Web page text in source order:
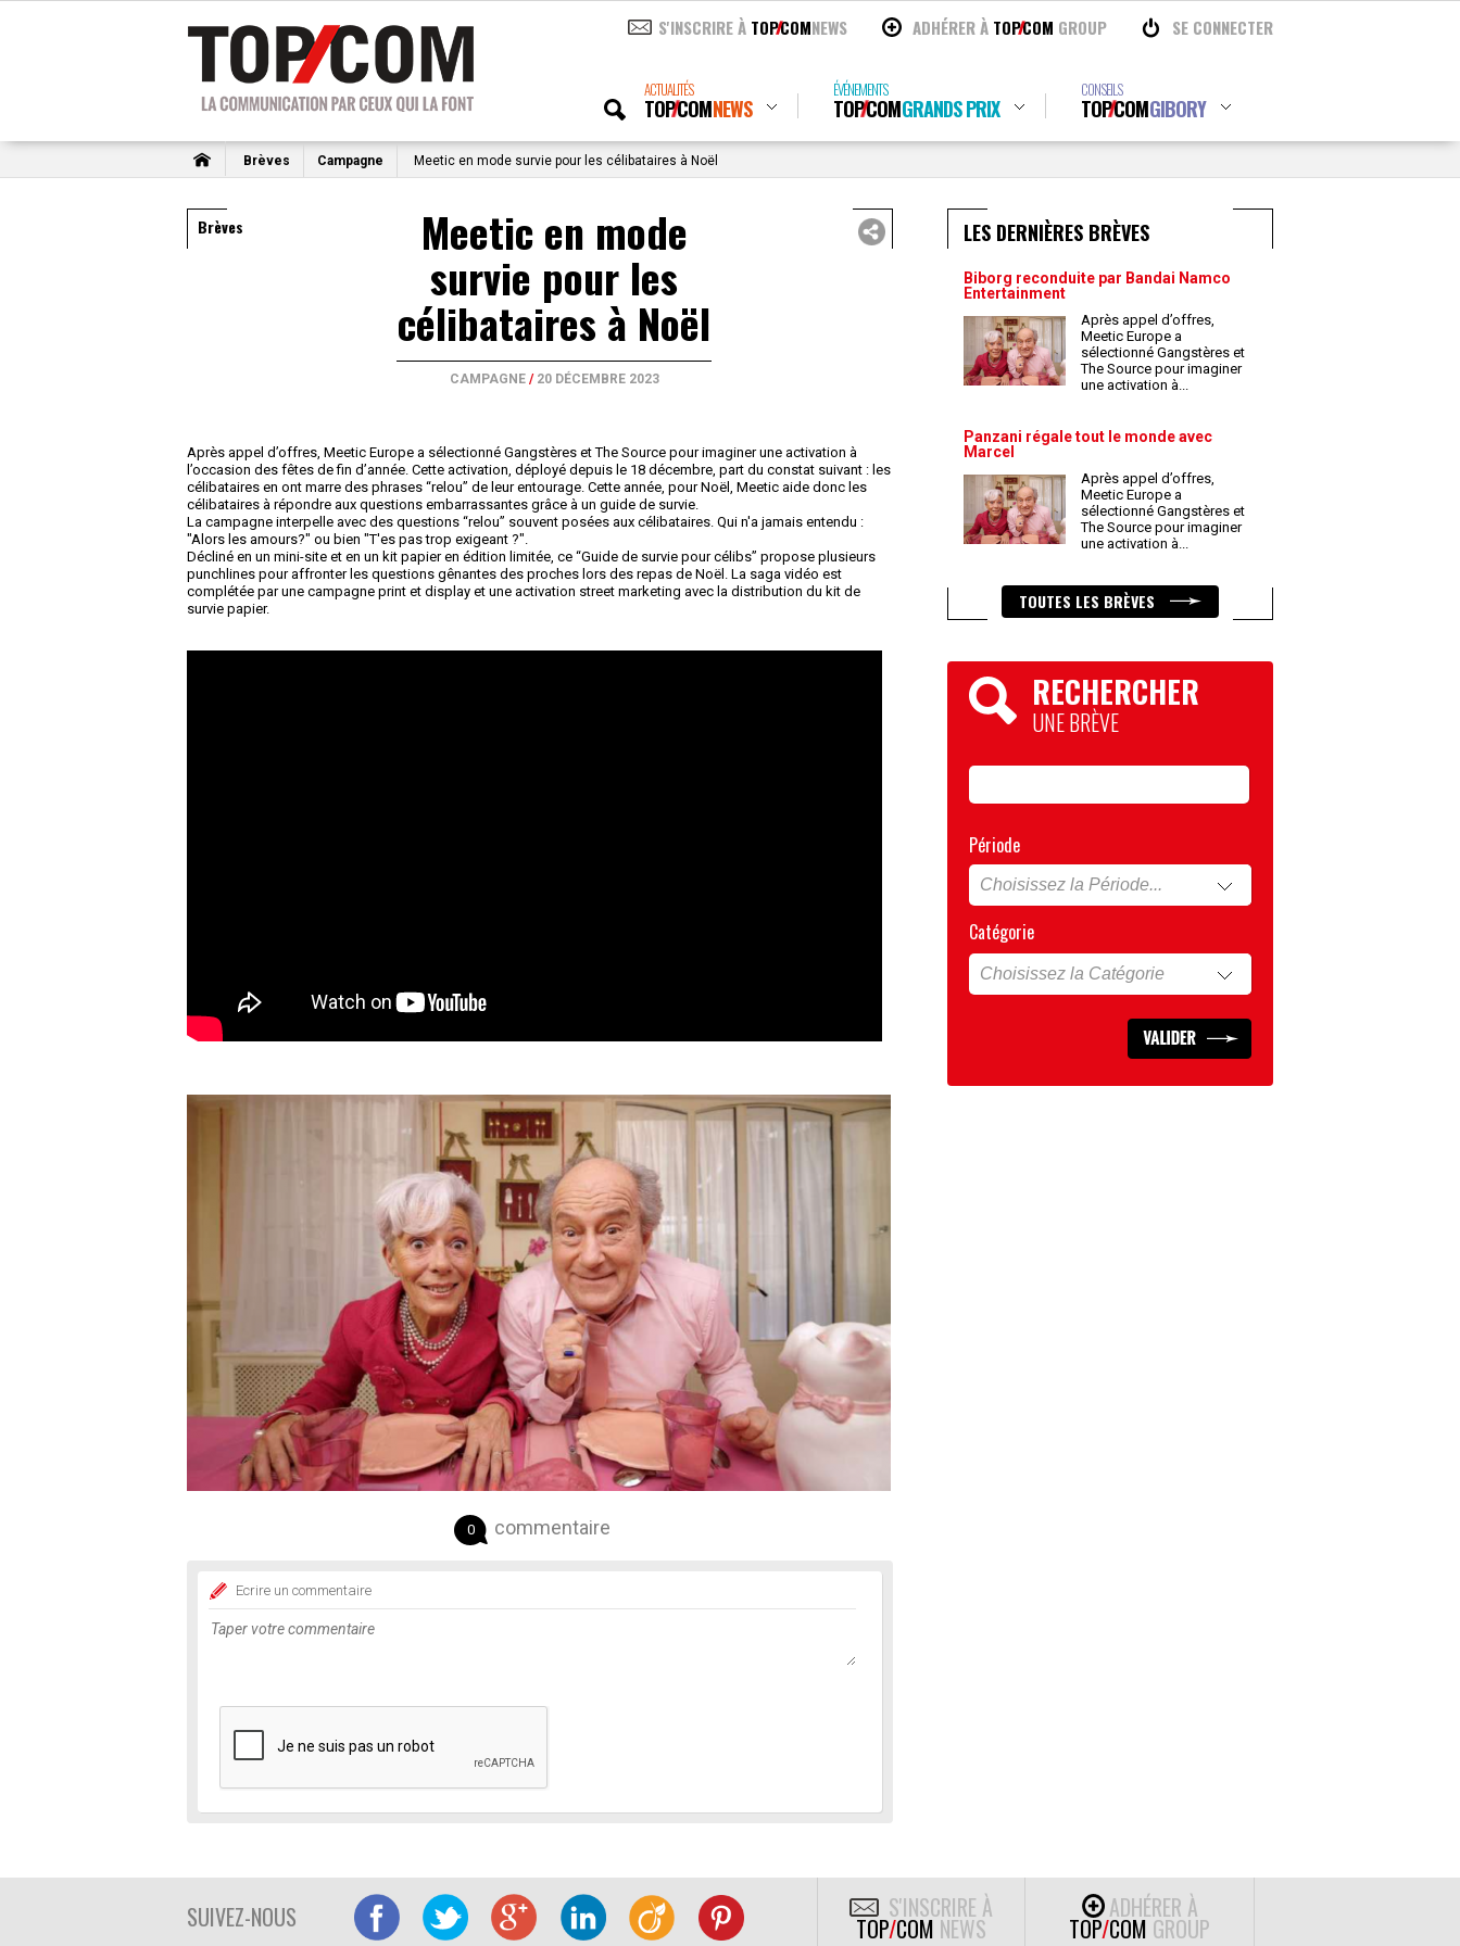
S'INSCRIRE À TOPCOMNEWS ADHÉRER À TOPCOM GROUP SE CONNECTER
ACTUALITÉS
TOPCOMNEWS
ÉVÉNEMENTS
TOPCOMGRANDS PRIX
CONSEILS
TOPCOMGIBORY
Brèves Campagne Meetic en mode survie pour les célibataires à Noël
Brèves Meetic en mode
survie pour les
célibataires à Noël
CAMPAGNE/ 20 DÉCEMBRE 2023
Après appel d’offres, Meetic Europe a sélectionné Gangstères et The Source pour imaginer une activation à
l’occasion des fêtes de fin d’année. Cette activation, déployé depuis le 18 décembre, part du constat suivant : les
célibataires en ont marre des phrases “relou” de leur entourage. Cette année, pour Noël, Meetic aide donc les
célibataires à répondre aux questions embarrassantes grâce à un guide de survie.
La campagne interpelle avec des questions “relou” souvent posées aux célibataires. Qui n'a jamais entendu :
"Alors les amours?" ou bien "T'es pas trop exigeant ?".
Décliné en un mini-site et en un kit papier en édition limitée, ce “Guide de survie pour célibs” propose plusieurs
punchlines pour affronter les questions gênantes des proches lors des repas de Noël. La saga vidéo est
complétée par une campagne print et display et une activation street marketing avec la distribution du kit de
survie papier.
0 commentaire
Ecrire un commentaire
LES DERNIÈRES BRÈVES
Biborg reconduite par Bandai Namco
Entertainment
Après appel d’offres,
Meetic Europe a
sélectionné Gangstères et
The Source pour imaginer
une activation à...
Panzani régale tout le monde avec
Marcel
Après appel d’offres,
Meetic Europe a
sélectionné Gangstères et
The Source pour imaginer
une activation à...
TOUTES LES BRÈVES
RECHERCHER
UNE BRÈVE
Période
Catégorie
SUIVEZ-NOUS S'INSCRIRE À
TOP/COM NEWS
ADHÉRER À
TOP/COM GROUP